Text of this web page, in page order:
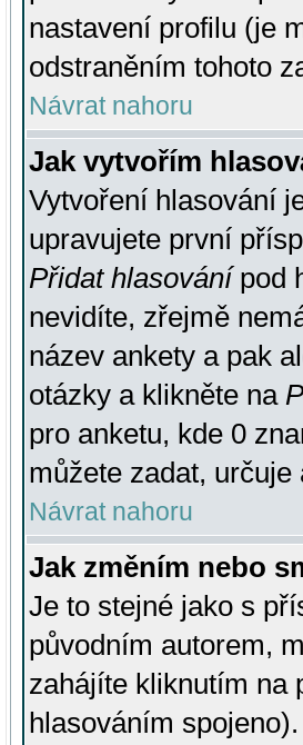
nastavení profilu (je
odstraněním tohoto
Návrat nahoru
Jak vytvořím
Vytvoření hlasování
upravujete první
Přidat hlasovánípod
nevidíte, zřejmě
název ankety a pak
otázky a klikněte na
pro anketu, kde 0
můžete zadat,
Návrat nahoru
Jak změním nebo
Je to stejné jako s
původním autorem,
zahájíte kliknutím na
hlasováním